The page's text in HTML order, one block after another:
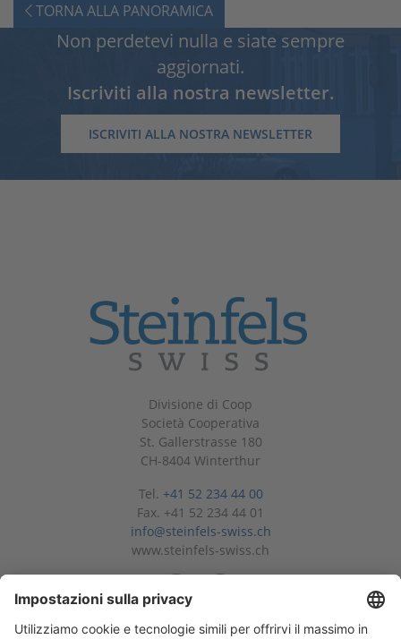
TORNA ALLA PANORAMICA
Non perdetevi nulla e siate sempre
aggiornati.
Iscriviti alla nostra newsletter.
ISCRIVITI ALLA NOSTRA NEWSLETTER
Divisione di Coop
Società Cooperativa
St. Gallerstrasse 180
CH-8404 Winterthur
Tel. +41 52 234 44 00
Fax. +41 52 234 44 01
info@steinfels-swiss.ch
www.steinfels-swiss.ch